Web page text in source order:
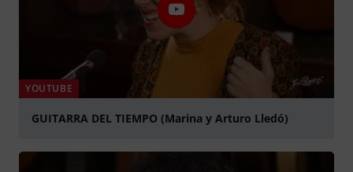
YOUTUBE
GUITARRA DEL TIEMPO (Marina y Arturo Lledó)